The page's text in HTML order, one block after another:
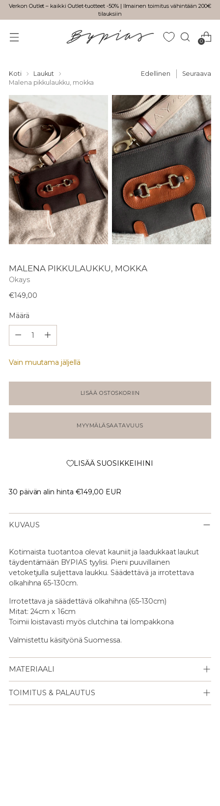
Verkon Outlet – kaikki Outlet-tuotteet -50% | Ilmainen toimitus vähintään 200€
tilauksiin
0
Koti
Laukut
Malena pikkulaukku, mokka
Edellinen Seuraava
MALENA PIKKULAUKKU, MOKKA
Okays
Normaali
€149,00
Määrä
Vain muutama jäljellä
LISÄÄ OSTOSKORIIN
MYYMÄLÄSAATAVUUS
LISÄÄ SUOSIKKEIHINI
30 päivän alin hinta €149,00 EUR
KUVAUS
Kotimaista tuotantoa olevat kauniit ja laadukkaat laukut
täydentämään BYPIAS tyylisi. Pieni puuvillainen
vetoketjulla suljettava laukku. Säädettävä ja irrotettava
olkahihna 65-130cm.
Irrotettava ja säädettävä olkahihna (65-130cm)
Mitat: 24cm x 16cm
Toimii loistavasti myös clutchina tai lompakkona
Valmistettu käsityönä Suomessa.
MATERIAALI
TOIMITUS & PALAUTUS